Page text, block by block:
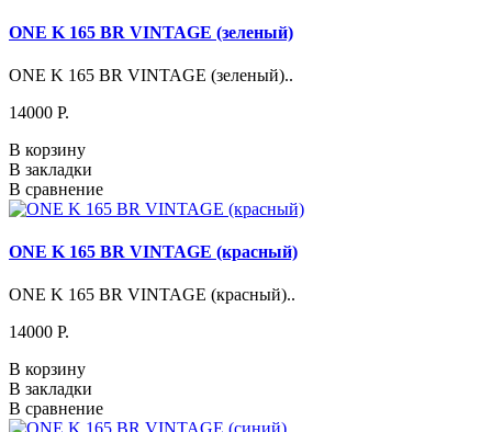
ONE K 165 BR VINTAGE (зеленый)
ONE K 165 BR VINTAGE (зеленый)..
14000 P.
В корзину
В закладки
В сравнение
ONE K 165 BR VINTAGE (красный)
ONE K 165 BR VINTAGE (красный)..
14000 P.
В корзину
В закладки
В сравнение